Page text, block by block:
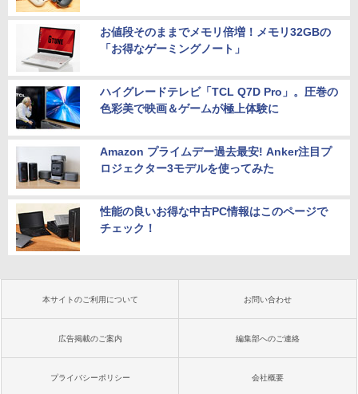
お値段そのままでメモリ倍増！メモリ32GBの
「お得なゲーミングノート」
ハイグレードテレビ「TCL Q7D Pro」。圧巻の
色彩美で映画＆ゲームが極上体験に
Amazon プライムデー過去最安! Anker注目プ
ロジェクター3モデルを使ってみた
性能の良いお得な中古PC情報はこのページで
チェック！
本サイトのご利用について お問い合わせ
広告掲載のご案内 編集部へのご連絡
プライバシーポリシー 会社概要